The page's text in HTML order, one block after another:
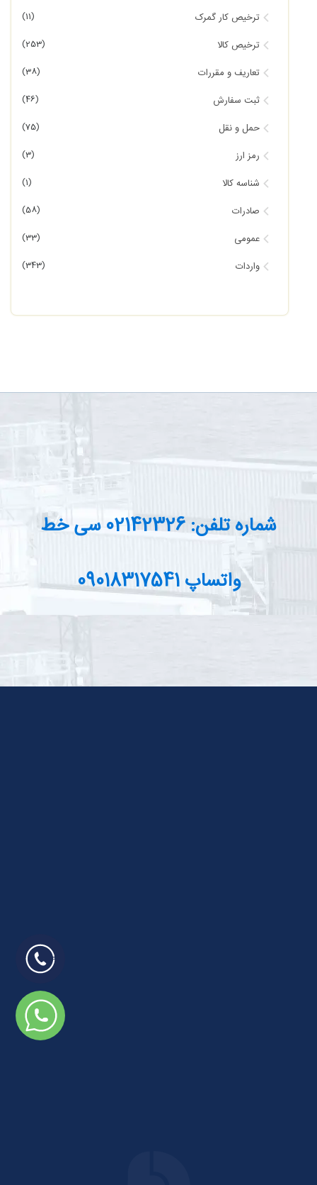
ترخیص کار گمرک (11)
ترخیص کالا (253)
تعاریف و مقررات (38)
ثبت سفارش (46)
حمل و نقل (75)
رمز ارز (3)
شناسه کالا (1)
صادرات (58)
عمومی (33)
واردات (343)
شماره تلفن: 02142326 سی خط
واتساپ 09018317541